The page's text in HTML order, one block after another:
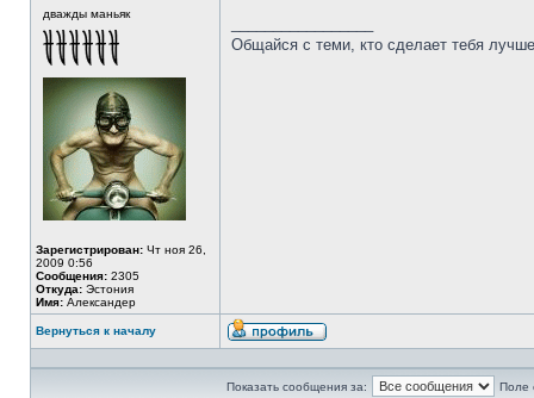
дважды маньяк
Зарегистрирован: Чт ноя 26,
2009 0:56
Сообщения: 2305
Откуда: Эстония
Имя: Александер
Общайся с теми, кто сделает тебя
Вернуться к началу
Показать сообщения за: Поле